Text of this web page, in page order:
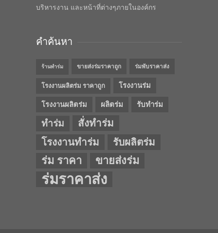
บริหารงาน และหน้าที่ต่างๆภายในองค์กร
คำค้นหา
ร้านทำร่ม ขายส่งร่มราคาถูก ร่มพับราคาส่ง
โรงงานผลิตร่ม ราคาถูก โรงงานร่ม
โรงงานผลิตร่ม ผลิตร่ม รับทำร่ม
ทำร่ม
สั่งทำร่ม
โรงงานทำร่ม
รับผลิตร่ม
ร่ม ราคา ขายส่งร่ม
ร่มราคาส่ง